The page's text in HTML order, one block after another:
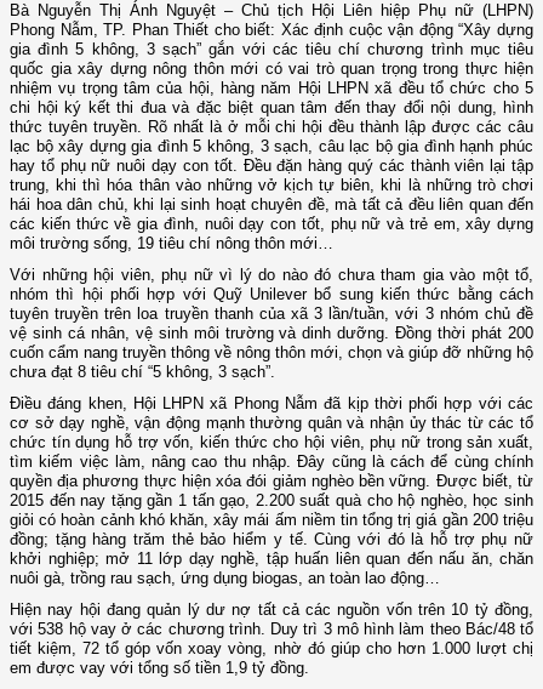
Bà Nguyễn Thị Ánh Nguyệt – Chủ tịch Hội Liên hiệp Phụ nữ (LHPN)
Phong Nẫm, TP. Phan Thiết cho biết: Xác định cuộc vận động “Xây dựng
gia đình 5 không, 3 sạch” gắn với các tiêu chí chương trình mục tiêu
quốc gia xây dựng nông thôn mới có vai trò quan trọng trong thực hiện
nhiệm vụ trọng tâm của hội, hàng năm Hội LHPN xã đều tổ chức cho 5
chi hội ký kết thi đua và đặc biệt quan tâm đến thay đổi nội dung, hình
thức tuyên truyền. Rõ nhất là ở mỗi chi hội đều thành lập được các câu
lạc bộ xây dựng gia đình 5 không, 3 sạch, câu lạc bộ gia đình hạnh phúc
hay tổ phụ nữ nuôi dạy con tốt. Đều đặn hàng quý các thành viên lại tập
trung, khi thì hóa thân vào những vở kịch tự biên, khi là những trò chơi
hái hoa dân chủ, khi lại sinh hoạt chuyên đề, mà tất cả đều liên quan đến
các kiến thức về gia đình, nuôi dạy con tốt, phụ nữ và trẻ em, xây dựng
môi trường sống, 19 tiêu chí nông thôn mới…
Với những hội viên, phụ nữ vì lý do nào đó chưa tham gia vào một tổ,
nhóm thì hội phối hợp với Quỹ Unilever bổ sung kiến thức bằng cách
tuyên truyền trên loa truyền thanh của xã 3 lần/tuần, với 3 nhóm chủ đề
vệ sinh cá nhân, vệ sinh môi trường và dinh dưỡng. Đồng thời phát 200
cuốn cẩm nang truyền thông về nông thôn mới, chọn và giúp đỡ những hộ
chưa đạt 8 tiêu chí “5 không, 3 sạch”.
Điều đáng khen, Hội LHPN xã Phong Nẫm đã kịp thời phối hợp với các
cơ sở dạy nghề, vận động mạnh thường quân và nhận ủy thác từ các tổ
chức tín dụng hỗ trợ vốn, kiến thức cho hội viên, phụ nữ trong sản xuất,
tìm kiếm việc làm, nâng cao thu nhập. Đây cũng là cách để cùng chính
quyền địa phương thực hiện xóa đói giảm nghèo bền vững. Được biết, từ
2015 đến nay tặng gần 1 tấn gạo, 2.200 suất quà cho hộ nghèo, học sinh
giỏi có hoàn cảnh khó khăn, xây mái ấm niềm tin tổng trị giá gần 200 triệu
đồng; tặng hàng trăm thẻ bảo hiểm y tế. Cùng với đó là hỗ trợ phụ nữ
khởi nghiệp; mở 11 lớp dạy nghề, tập huấn liên quan đến nấu ăn, chăn
nuôi gà, trồng rau sạch, ứng dụng biogas, an toàn lao động…
Hiện nay hội đang quản lý dư nợ tất cả các nguồn vốn trên 10 tỷ đồng,
với 538 hộ vay ở các chương trình. Duy trì 3 mô hình làm theo Bác/48 tổ
tiết kiệm, 72 tổ góp vốn xoay vòng, nhờ đó giúp cho hơn 1.000 lượt chị
em được vay với tổng số tiền 1,9 tỷ đồng.